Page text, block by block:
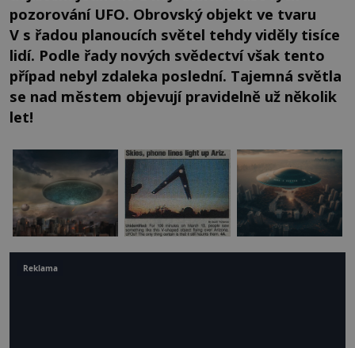
pozorování UFO. Obrovský objekt ve tvaru
V s řadou planoucích světel tehdy viděly tisíce
lidí. Podle řady nových svědectví však tento
případ nebyl zdaleka poslední. Tajemná světla
se nad městem objevují pravidelně už několik
let!
Reklama